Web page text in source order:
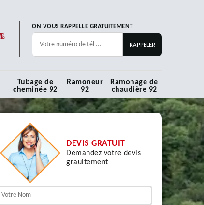
ON VOUS RAPPELLE GRATUITEMENT
Tubage de
cheminée 92
Ramoneur
92
Ramonage de
chaudière 92
DEVIS GRATUIT
Demandez votre devis
grauitement